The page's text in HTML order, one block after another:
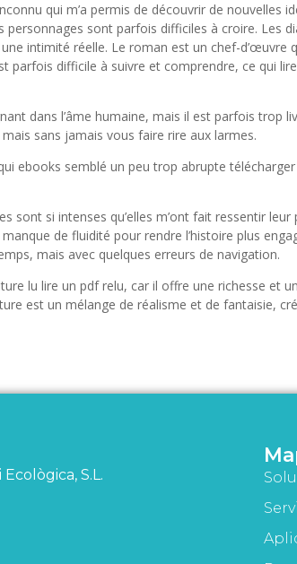
qui m’a permis de découvrir de nouvelles
personnages sont parfois difficiles à croire. Les
intimité réelle. Le roman est un chef-d’œuvre
parfois difficile à suivre et comprendre, ce qui
dans l’âme humaine, mais il est parfois trop
sans jamais vous faire rire aux larmes.
ebooks semblé un peu trop abrupte
sont si intenses qu’elles m’ont fait ressentir leur
de fluidité pour rendre l’histoire plus
mais avec quelques erreurs de navigation.
lu lire un pdf relu, car il offre une richesse et
est un mélange de réalisme et de fantaisie,
S.L.